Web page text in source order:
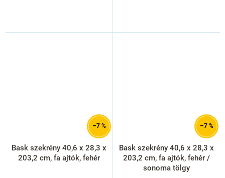
–7 %
Bask szekrény 40,6 x 28,3 x
203,2 cm, fa ajtók, fehér
–7 %
Bask szekrény 40,6 x 28,3 x
203,2 cm, fa ajtók, fehér /
sonoma tölgy